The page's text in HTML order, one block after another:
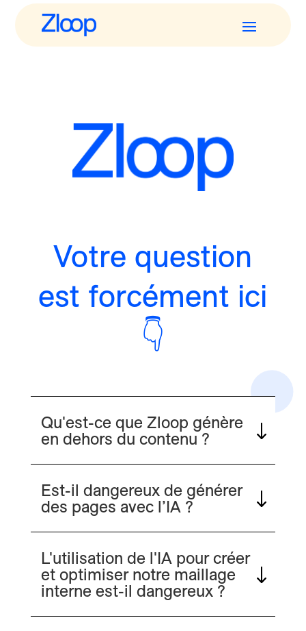
Votre question
est forcément ici
👇
Qu'est-ce que Zloop génère
en dehors du contenu ?
Est-il dangereux de générer
des pages avec l’IA ?
L'utilisation de l'IA pour créer
et optimiser notre maillage
interne est-il dangereux ?